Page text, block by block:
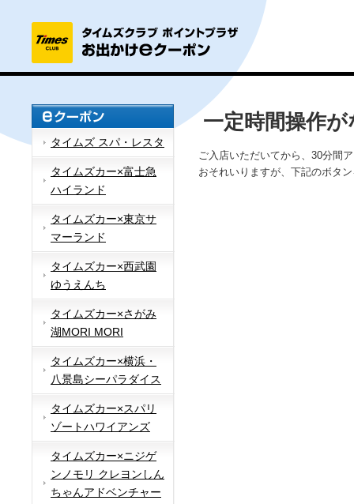
タイムズ スパ・レスタ
タイムズカー×富士急
ハイランド
タイムズカー×東京サ
マーランド
タイムズカー×西武園
ゆうえんち
タイムズカー×さがみ
湖MORI MORI
タイムズカー×横浜・
八景島シーパラダイス
タイムズカー×スパリ
ゾートハワイアンズ
タイムズカー×ニジゲ
ンノモリ クレヨンしん
ちゃんアドベンチャー
一定時間操作
ご入店いただいてから、30分間
おそれいりますが、下記のボタ